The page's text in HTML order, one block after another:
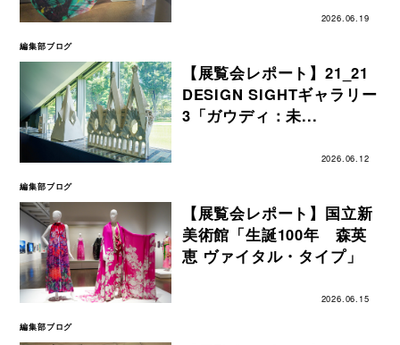
2026.06.19
編集部ブログ
【展覧会レポート】21_21
DESIGN SIGHTギャラリー
3「ガウディ：未...
2026.06.12
編集部ブログ
【展覧会レポート】国立新
美術館「生誕100年 森英
恵 ヴァイタル・タイプ」
2026.06.15
編集部ブログ